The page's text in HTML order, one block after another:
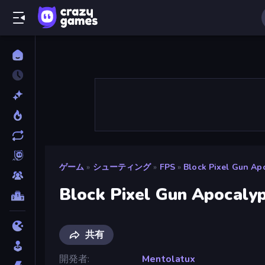
ゲーム » シューティング » FPS » Block Pixel Gun
Block Pixel Gun
共有
開発者
Mentolatux